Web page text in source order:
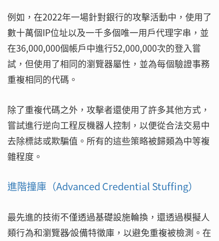
例如，在2022年一場針對銀行的攻擊活動中，使用了
數十萬個IP位址以及一千多個唯一用戶代理字串，並
在36,000,000個帳戶中進行52,000,000次的登入嘗
試，但使用了相同的瀏覽器屬性，並為每個驗證事務
重複相同的代碼。
除了重複代碼之外，攻擊者還使用了許多其他方式，
嘗試進行逆向工程反機器人控制，以便從合法交易中
去除標誌或欺騙值。所有的這些策略被歸類為中等複
雜程度。
進階撞庫（Advanced Credential Stuffing）
最先進的技術不僅透過基礎設施輪換，還透過模擬人
類行為和瀏覽器∕設備特徵庫，以避免重複被檢測。在